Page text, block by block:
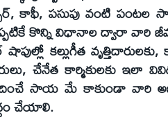
కాఫీ, పసుపు వంటి పంటల
కొన్ని విధానాల ద్వారా వారి
కల్లుగీత వృత్తిదారులకు,
చేనేత కార్మికులకు ఇలా
సాయ మే కాకుండా వారి
చేయాలి.